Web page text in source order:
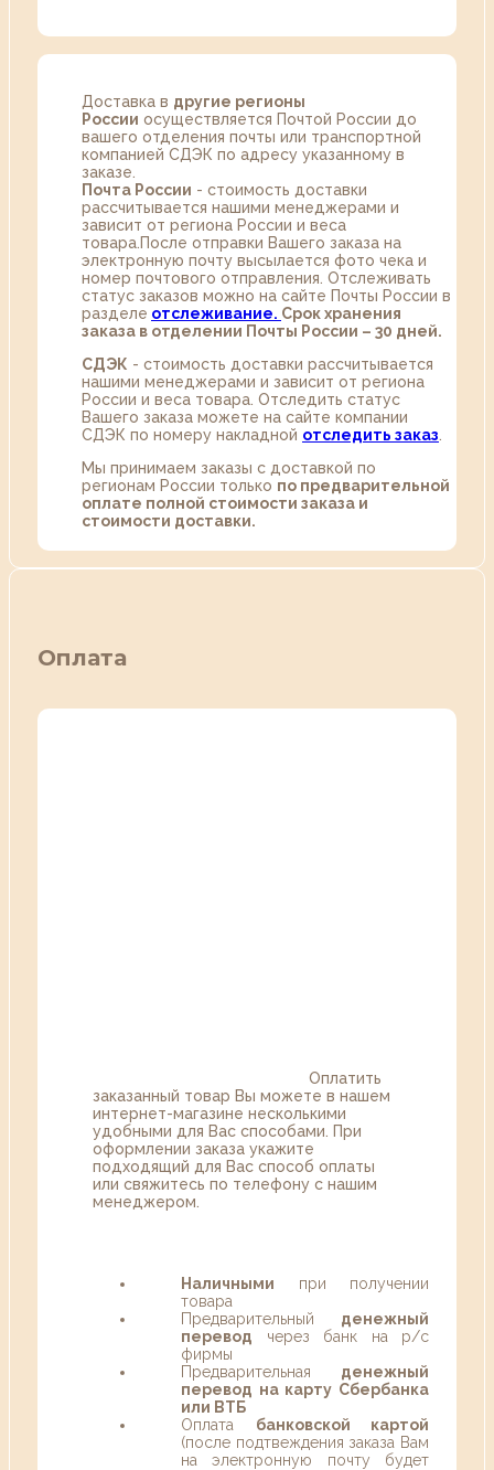
Доставка в другие регионы
России осуществляется Почтой России до
вашего отделения почты или транспортной
компанией СДЭК по адресу указанному в
заказе.
Почта России - стоимость доставки
рассчитывается нашими менеджерами и
зависит от региона России и веса
товара.После отправки Вашего заказа на
электронную почту высылается фото чека и
номер почтового отправления. Отслеживать
статус заказов можно на сайте Почты России в
разделе oтслеживание. Срок хранения
заказа в отделении Почты России – 30 дней.
СДЭК - стоимость доставки рассчитывается
нашими менеджерами и зависит от региона
России и веса товара. Отследить статус
Вашего заказа можете на сайте компании
СДЭК по номеру накладной отследить заказ
Мы принимаем заказы с доставкой по
регионам России только по предварительной
оплате полной стоимости заказа и
стоимости доставки.
Оплата
Оплатить
заказанный товар Вы можете в нашем
интернет-магазине несколькими
удобными для Вас способами. При
оформлении заказа укажите
подходящий для Вас способ оплаты
или свяжитесь по телефону с нашим
менеджером.
Наличными при получении
товара
Предварительный денежный
перевод через банк на р/с
фирмы
Предварительная денежный
перевод на карту Сбербанка
или ВТБ
Оплата банковской картой
(после подтвеждения заказа Вам
на электронную почту будет